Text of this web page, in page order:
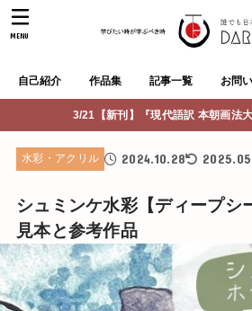
自己紹介 作品集 記事一覧 お問
MENU
3/21【新刊】『現代語訳 本朝画法
水彩・アクリル 2024.10.28
シュミンケ水彩【ディープシ
見本と参考作品